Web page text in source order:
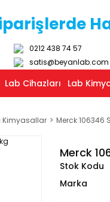
0212 438 74 57
satis@beyanlab.com
Lab Cihazları Lab
Kimyasallar Merck 106346
Merck
Stok Kodu
Marka